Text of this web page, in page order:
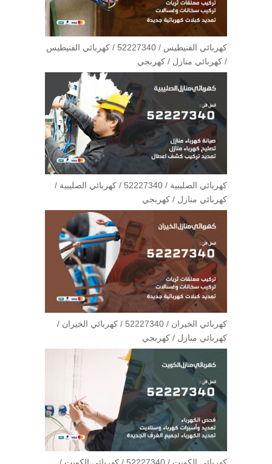
كهربائي الفنيطيس / 52227340 / كهربائي الفنيطيس
/ كهربائي منازل / كهربجي
كهربائي الصليبية / 52227340 / كهربائي الصليبية /
كهربائي منازل / كهربجي
كهربائي الخيران / 52227340 / كهربائي الخيران /
كهربائي منازل / كهربجي